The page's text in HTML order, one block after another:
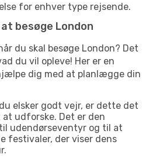
for enhver type rejsende.
besøge London
du skal besøge London? Det
du vil opleve! Her er en
dig med at planlægge din
elsker godt vejr, er dette det
udforske. Det er den
udendørseventyr og til at
festivaler, der viser dens